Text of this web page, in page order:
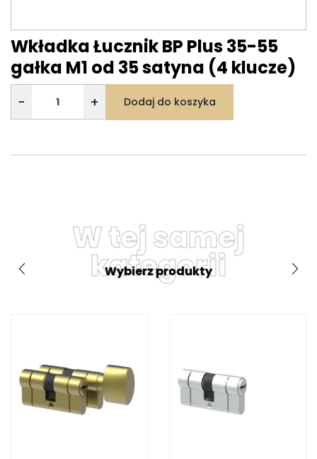
Wkładka Łucznik BP Plus 35-55
gałka M1 od 35 satyna (4 klucze)
− + Dodaj do koszyka
W tej samej
kategorii
Wybierz produkty